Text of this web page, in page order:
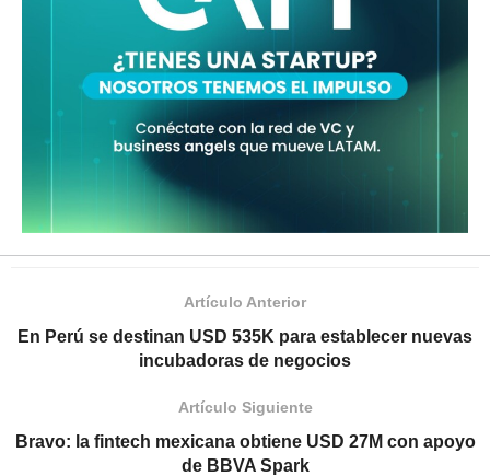
Artículo Anterior
En Perú se destinan USD 535K para establecer nuevas
incubadoras de negocios
Artículo Siguiente
Bravo: la fintech mexicana obtiene USD 27M con apoyo
de BBVA Spark